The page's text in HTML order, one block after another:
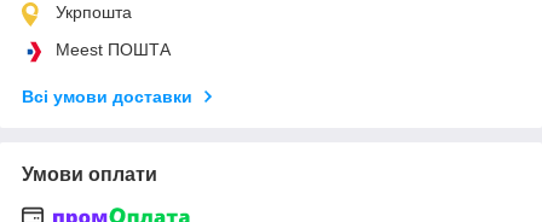
Укрпошта
Meest ПОШТА
Всі умови доставки
Умови оплати